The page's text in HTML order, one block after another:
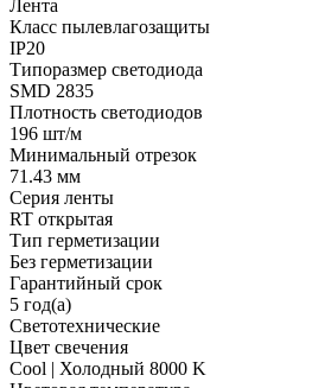
Лента
Класс пылевлагозащиты
IP20
Типоразмер светодиода
SMD 2835
Плотность светодиодов
196 шт/м
Минимальный отрезок
71.43 мм
Серия ленты
RT открытая
Тип герметизации
Без герметизации
Гарантийный срок
5 год(а)
Светотехнические
Цвет свечения
Cool | Холодный 8000 K